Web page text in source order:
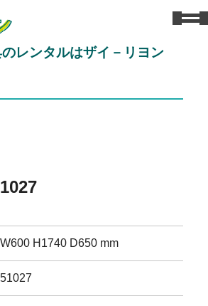
レンタルはザイ－リヨン
W600 H1740 D650 mm
51027